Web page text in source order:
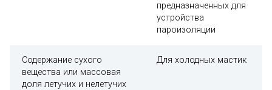
предназначенных для
устройства
пароизоляции
Содержание сухого
вещества или массовая
доля летучих и нелетучих
Для холодных мастик